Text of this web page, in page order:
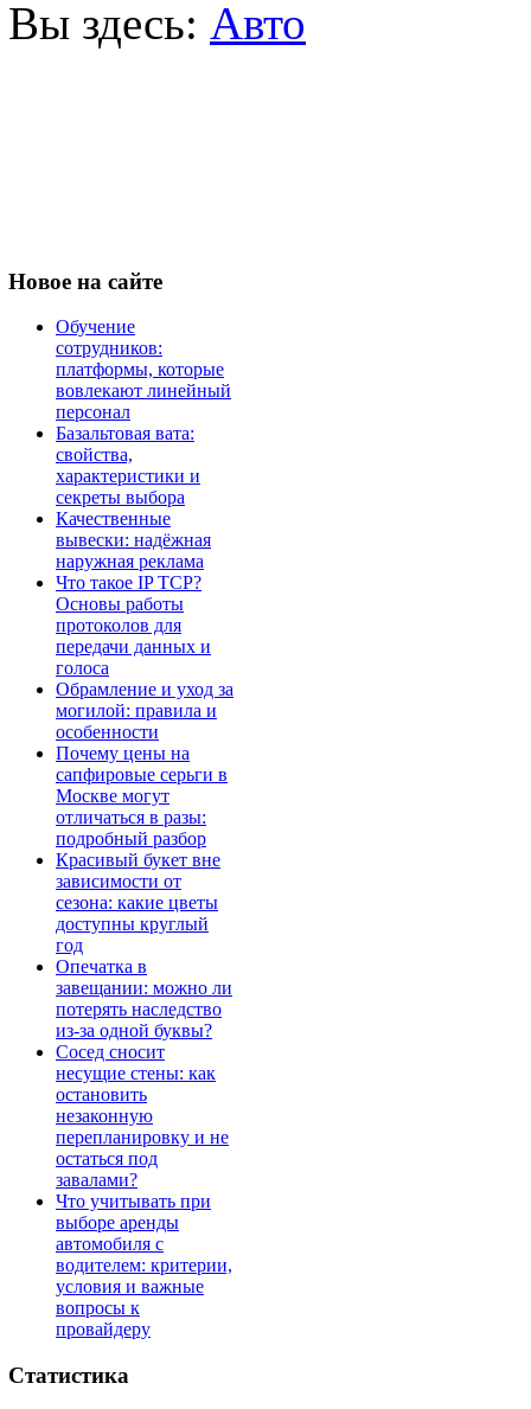
Вы здесь: Авто
Новое на сайте
Обучение
сотрудников:
платформы, которые
вовлекают линейный
персонал
Базальтовая вата:
свойства,
характеристики и
секреты выбора
Качественные
вывески: надёжная
наружная реклама
Что такое IP TCP?
Основы работы
протоколов для
передачи данных и
голоса
Обрамление и уход за
могилой: правила и
особенности
Почему цены на
сапфировые серьги в
Москве могут
отличаться в разы:
подробный разбор
Красивый букет вне
зависимости от
сезона: какие цветы
доступны круглый
год
Опечатка в
завещании: можно ли
потерять наследство
из-за одной буквы?
Сосед сносит
несущие стены: как
остановить
незаконную
перепланировку и не
остаться под
завалами?
Что учитывать при
выборе аренды
автомобиля с
водителем: критерии,
условия и важные
вопросы к
провайдеру
Статистика